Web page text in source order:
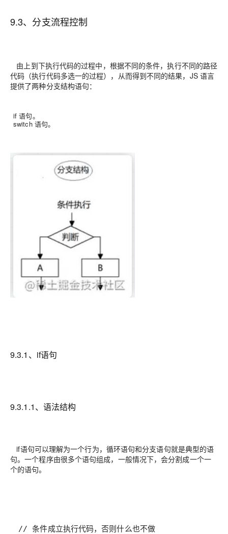
9.3、分支流程控制
由上到下执行代码的过程中，根据不同的条件，执行不同的路径
代码（执行代码多选一的过程），从而得到不同的结果，JS 语言
提供了两种分支结构语句：
if 语句。
switch 语句。
9.3.1、if语句
9.3.1.1、语法结构
if语句可以理解为一个行为，循环语句和分支语句就是典型的语
句。一个程序由很多个语句组成，一般情况下，会分割成一个一
个的语句。
// 条件成立执行代码，否则什么也不做